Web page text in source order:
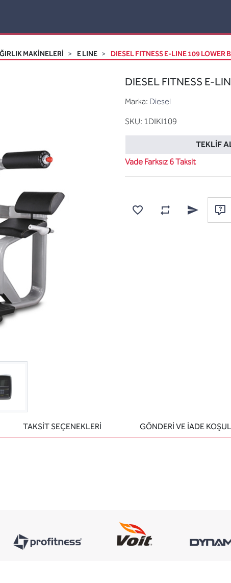
MAKİNELERİ E LINE DIESEL FITNESS E-LINE 109 LOWER
DIESEL FITNESS E-
Marka: Diesel
SKU: 1DIKI109
TEKLIF
Vade Farksız 6 Taksit
Favorilere ekle
Karşılaştırma listesine
Arkadaşına
TAKSİT SEÇENEKLERİ GÖNDERİ VE İADE